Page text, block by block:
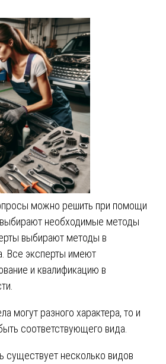
можно решить при помощи
необходимые методы
выбирают методы в
Все эксперты имеют
и квалификацию в
могут разного характера, то и
соответствующего вида.
существует несколько видов